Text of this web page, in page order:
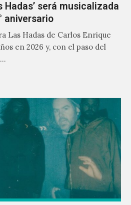
Hadas’ será musicalizada
aniversario
Las Hadas de Carlos Enrique
en 2026 y, con el paso del